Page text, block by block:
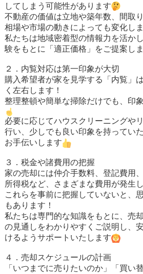
してしまう可能性があります
不動産の価値は立地や築年数、間取
相場や市場の動きによっても変化しま
私たちは地域密着型の情報力を活か
験をもとに「適正価格」をご提案し
２．内覧対応は第一印象が大切
購入希望者が家を見学する「内覧」
く左右します！
整理整頓や簡単な掃除だけでも、印
必要に応じてハウスクリーニングや
行い、少しでも良い印象を持ってい
お手伝いします
３．税金や諸費用の把握
家の売却には仲介手数料、登記費用
所得税など、さまざまな費用が発生
これらを事前に把握していないと、
もあります！
私たちは専門的な知識をもとに、売
の見通しをわかりやすくご説明し、
けるようサポートいたします
４．売却スケジュールの計画
「いつまでに売りたいのか」「買い